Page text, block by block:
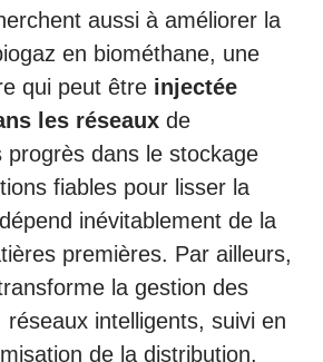
aussi à améliorer la
en biométhane, une
qui peut être injectée
les réseaux de
progrès dans le stockage
fiables pour lisser la
inévitablement de la
premières. Par ailleurs,
la gestion des
intelligents, suivi en
de la distribution.